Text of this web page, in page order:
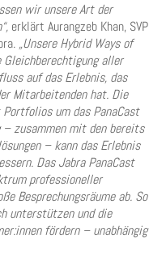
wir unsere Art der
erklärt Aurangzeb Khan, SVP
„Unsere Hybrid Ways of
Gleichberechtigung aller
auf das Erlebnis, das
Mitarbeitenden hat. Die
um das PanaCast
– zusammen mit den bereits
– kann das Erlebnis
Das Jabra PanaCast
professioneller
Besprechungsräume ab. So
unterstützen und die
fördern – unabhängig